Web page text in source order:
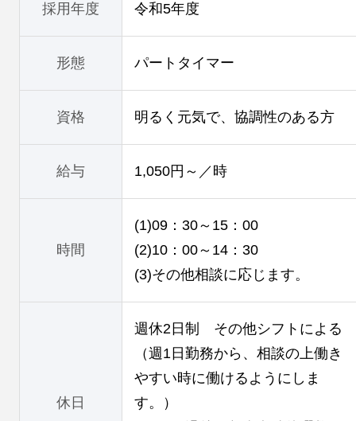
採用年度 令和5年度
形態 パートタイマー
資格 明るく元気で、協調性のある方
給与 1,050円～／時
時間
(1)09：30～15：00
(2)10：00～14：30
(3)その他相談に応じます。
休日
週休2日制 その他シフトによる
（週1日勤務から、相談の上働き
やすい時に働けるようにしま
す。）